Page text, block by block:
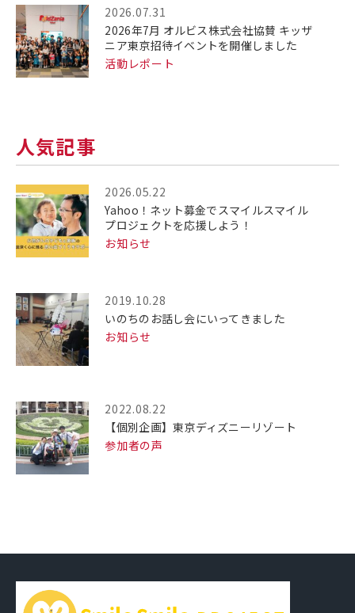
2026.07.31
2026年7月 オルビス株式会社協賛 キッザ
ニア東京招待イベントを開催しました
活動レポート
人気記事
2026.05.22
Yahoo！ネット募金でスマイルスマイル
プロジェクトを応援しよう！
お知らせ
2019.10.28
いのちのお話し会にいってきました
お知らせ
2022.08.22
【個別企画】東京ディズニーリゾート
参加者の声